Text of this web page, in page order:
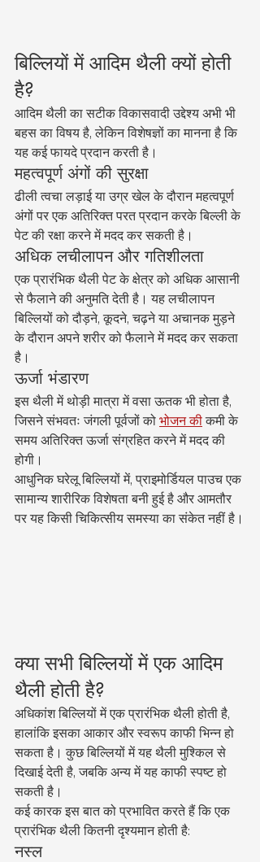
बिल्लियों में आदिम थैली क्यों होती
है?
आदिम थैली का सटीक विकासवादी उद्देश्य अभी भी
बहस का विषय है, लेकिन विशेषज्ञों का मानना है कि
यह कई फायदे प्रदान करती है।
महत्वपूर्ण अंगों की सुरक्षा
ढीली त्वचा लड़ाई या उग्र खेल के दौरान महत्वपूर्ण
अंगों पर एक अतिरिक्त परत प्रदान करके बिल्ली के
पेट की रक्षा करने में मदद कर सकती है।
अधिक लचीलापन और गतिशीलता
एक प्रारंभिक थैली पेट के क्षेत्र को अधिक आसानी
से फैलाने की अनुमति देती है। यह लचीलापन
बिल्लियों को दौड़ने, कूदने, चढ़ने या अचानक मुड़ने
के दौरान अपने शरीर को फैलाने में मदद कर सकता
है।
ऊर्जा भंडारण
इस थैली में थोड़ी मात्रा में वसा ऊतक भी होता है,
जिसने संभवतः जंगली पूर्वजों को भोजन की कमी के
समय अतिरिक्त ऊर्जा संग्रहित करने में मदद की
होगी।
आधुनिक घरेलू बिल्लियों में, प्राइमोर्डियल पाउच एक
सामान्य शारीरिक विशेषता बनी हुई है और आमतौर
पर यह किसी चिकित्सीय समस्या का संकेत नहीं है।
क्या सभी बिल्लियों में एक आदिम
थैली होती है?
अधिकांश बिल्लियों में एक प्रारंभिक थैली होती है,
हालांकि इसका आकार और स्वरूप काफी भिन्न हो
सकता है। कुछ बिल्लियों में यह थैली मुश्किल से
दिखाई देती है, जबकि अन्य में यह काफी स्पष्ट हो
सकती है।
कई कारक इस बात को प्रभावित करते हैं कि एक
प्रारंभिक थैली कितनी दृश्यमान होती है:
नस्ल